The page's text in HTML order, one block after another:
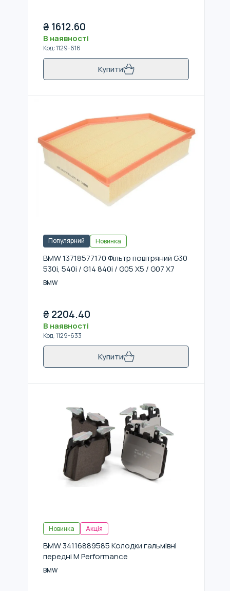
₴ 1612.60
В наявності
Код:1129-616
Купити
Популярний Новинка
BMW 13718577170 Фільтр повітряний G30
530i, 540i / G14 840i / G05 X5 / G07 X7
BMW
₴ 2204.40
В наявності
Код:1129-633
Купити
Новинка Акція
BMW 34116889585 Колодки гальмівні
передні M Performance
BMW